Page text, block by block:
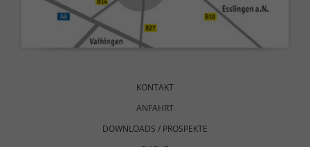
KONTAKT
ANFAHRT
DOWNLOADS / PROSPEKTE